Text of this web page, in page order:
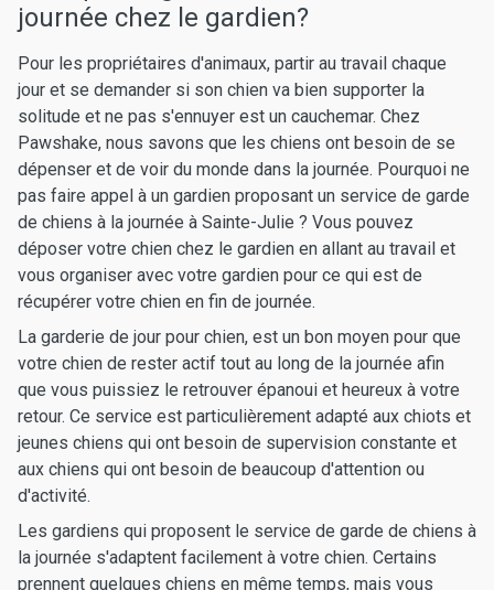
journée chez le gardien?
Pour les propriétaires d'animaux, partir au travail chaque
jour et se demander si son chien va bien supporter la
solitude et ne pas s'ennuyer est un cauchemar. Chez
Pawshake, nous savons que les chiens ont besoin de se
dépenser et de voir du monde dans la journée. Pourquoi ne
pas faire appel à un gardien proposant un service de garde
de chiens à la journée à Sainte-Julie ? Vous pouvez
déposer votre chien chez le gardien en allant au travail et
vous organiser avec votre gardien pour ce qui est de
récupérer votre chien en fin de journée.
La garderie de jour pour chien, est un bon moyen pour que
votre chien de rester actif tout au long de la journée afin
que vous puissiez le retrouver épanoui et heureux à votre
retour. Ce service est particulièrement adapté aux chiots et
jeunes chiens qui ont besoin de supervision constante et
aux chiens qui ont besoin de beaucoup d'attention ou
d'activité.
Les gardiens qui proposent le service de garde de chiens à
la journée s'adaptent facilement à votre chien. Certains
prennent quelques chiens en même temps, mais vous